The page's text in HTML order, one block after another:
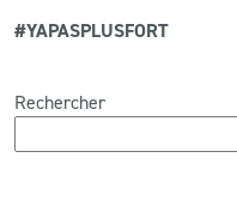
#YAPASPLUSFORT
Rechercher